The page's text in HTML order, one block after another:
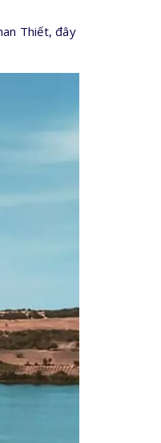
Thiết, đây